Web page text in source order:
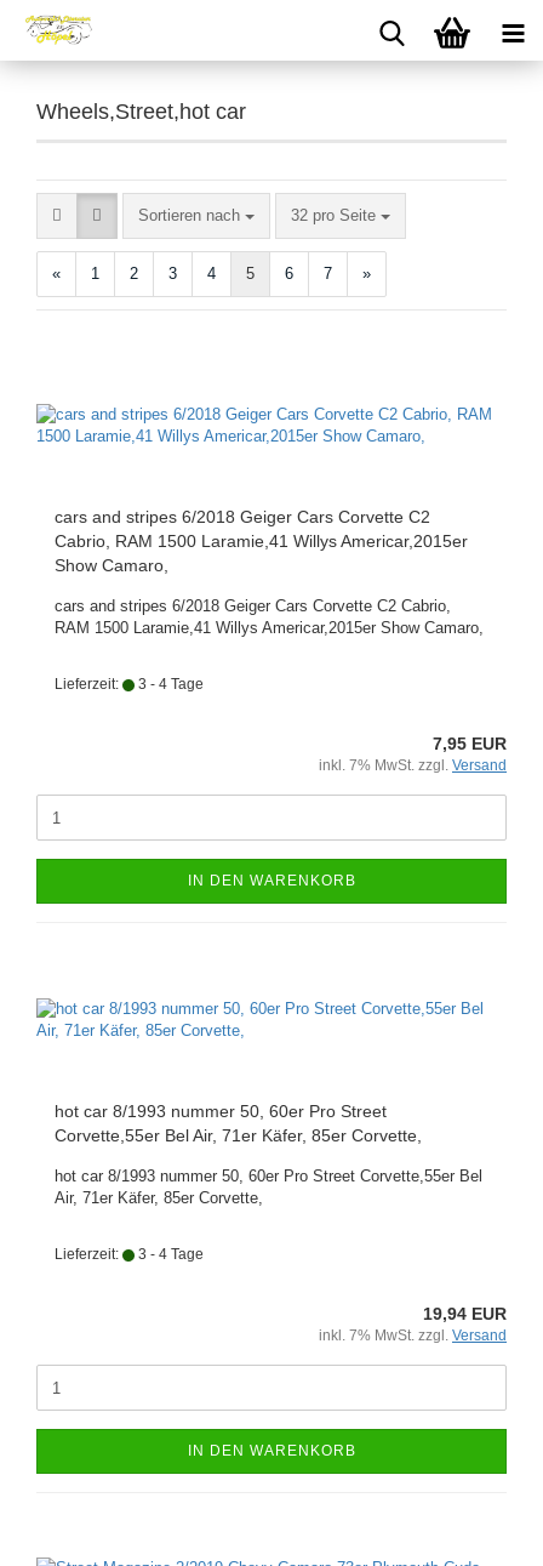
Wheels,Street,hot car
Sortieren nach
Sortieren nach 32 pro Seite
pro Seite
« 1 2 3 4 5 6 7 »
cars and stripes 6/2018 Geiger Cars Corvette C2
Cabrio, RAM 1500 Laramie,41 Willys Americar,2015er
Show Camaro,
cars and stripes 6/2018 Geiger Cars Corvette C2 Cabrio,
RAM 1500 Laramie,41 Willys Americar,2015er Show Camaro,
Lieferzeit: 3 - 4 Tage
7,95 EUR
inkl. 7% MwSt. zzgl. Versand
IN DEN WARENKORB
hot car 8/1993 nummer 50, 60er Pro Street
Corvette,55er Bel Air, 71er Käfer, 85er Corvette,
hot car 8/1993 nummer 50, 60er Pro Street Corvette,55er Bel
Air, 71er Käfer, 85er Corvette,
Lieferzeit: 3 - 4 Tage
19,94 EUR
inkl. 7% MwSt. zzgl. Versand
IN DEN WARENKORB